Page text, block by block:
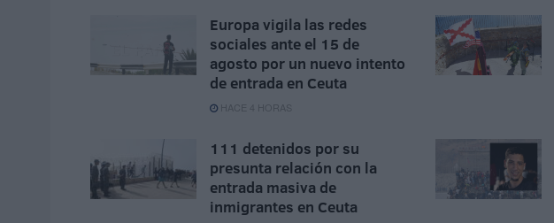
Europa vigila las redes
sociales ante el 15 de
agosto por un nuevo intento
de entrada en Ceuta
HACE 4 HORAS
111 detenidos por su
presunta relación con la
entrada masiva de
inmigrantes en Ceuta